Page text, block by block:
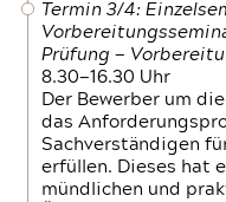
Termin 3/4:
Prüfung —
8.30—16.30 Uhr
Der Bewerber um
das
Sachverständigen
erfüllen. Dieses hat
mündlichen und